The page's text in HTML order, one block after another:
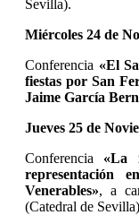
Sevilla).
Miércoles 24 de
Conferencia «El
fiestas por San
Jaime García
Jueves 25 de
Conferencia «La
representación
Venerables», a
(Catedral de